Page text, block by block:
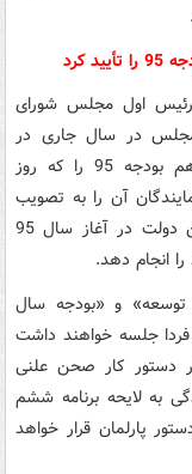
کرد
رئیس اول مجلس شورای
در سال جاری در
سخنان کوتاهی اظهار داشت: لایحه دو دوازدهم بودجه 95 را که روز
آن را به تصویب
رساندند، به تأیید شورای نگهبان رسید، بنابراین دولت در آغاز سال 95
را انجام دهد.
توسعه» و «بودجه سال
و فردا جلسه خواهند داشت
در دستور کار صحن علنی
به لایحه برنامه ششم
پارلمان قرار خواهد